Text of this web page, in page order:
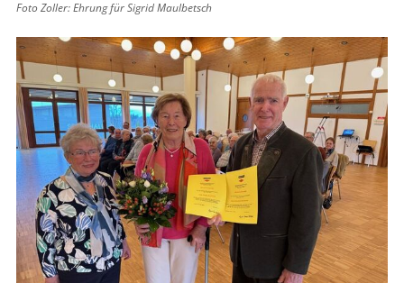
Foto Zoller: Ehrung für Sigrid Maulbetsch